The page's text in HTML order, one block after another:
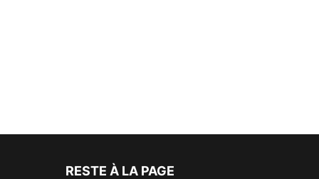
RESTE À LA PAGE